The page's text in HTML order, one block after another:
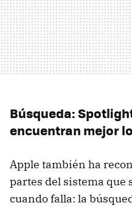
Búsqueda:
encuentran mejor
Apple también ha
partes del sistema que
cuando falla: la